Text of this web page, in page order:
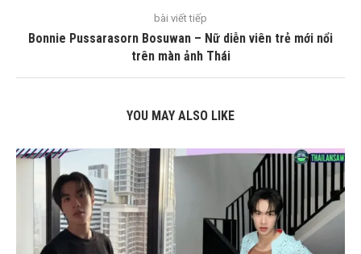
bài viết tiếp
Bonnie Pussarasorn Bosuwan – Nữ diễn viên trẻ mới nổi
trên màn ảnh Thái
YOU MAY ALSO LIKE